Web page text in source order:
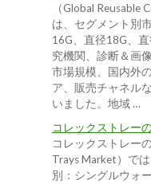
（Global Reusable
は、セグメント別
16G、直径18G、
究機関、診断＆画
市場規模、国内外
ア、販売チャネル
いました。地域 …
コレックストレー
コレックストレー
Trays Market）で
別：シングルウォ